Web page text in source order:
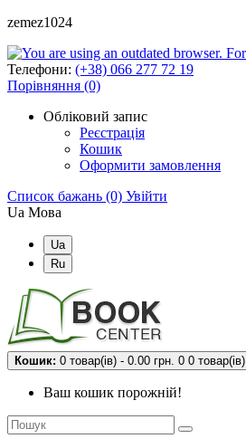
zemez1024
Телефони: (+38) 066 277 72 19
Порівняння (0)
Обліковий запис
Реєстрація
Кошик
Оформити замовлення
Список бажань (0) Увійти
Ua Мова
Ua
Ru
Кошик: 0 товар(ів) - 0.00 грн. 0 0 товар(ів)
Ваш кошик порожній!